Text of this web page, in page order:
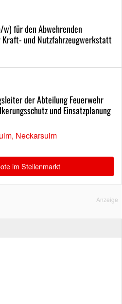
für den Abwehrenden
Kraft- und Nutzfahrzeugwerkstatt
der Abteilung Feuerwehr
und Einsatzplanung
Neckarsulm
im Stellenmarkt
Anzeige